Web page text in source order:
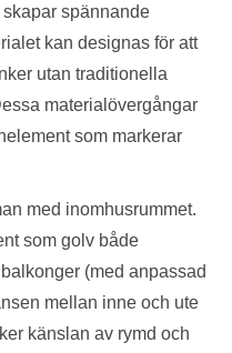
skapar spännande
kan designas för att
utan traditionella
materialövergångar
som markerar
med inomhusrummet.
som golv både
(med anpassad
mellan inne och ute
känslan av rymd och